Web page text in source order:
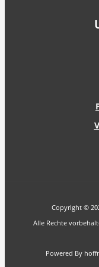
Copyright ©
Alle Rechte
Powered By